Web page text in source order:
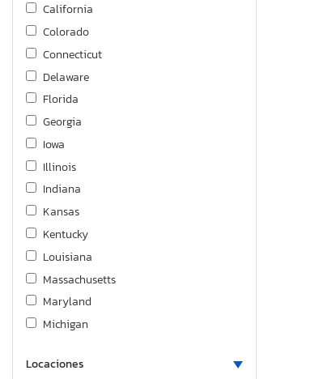
California
Colorado
Connecticut
Delaware
Florida
Georgia
Iowa
Illinois
Indiana
Kansas
Kentucky
Louisiana
Massachusetts
Maryland
Michigan
Montana
Locaciones